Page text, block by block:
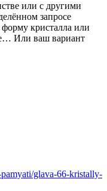
или с другими
запросе
кристалла или
Или ваш вариант
glava-66-kristally-